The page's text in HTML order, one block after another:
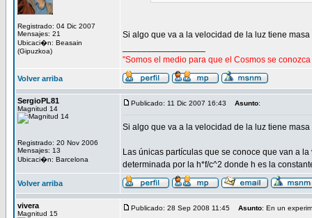
Registrado: 04 Dic 2007
Mensajes: 21
Ubicaci�n: Beasain
(Gipuzkoa)
Si algo que va a la velocidad de la luz tiene
"Somos el medio para que el Cosmos se
Volver arriba
SergioPL81
Magnitud 14
Registrado: 20 Nov 2006
Mensajes: 13
Ubicaci�n: Barcelona
Publicado: 11 Dic 2007 16:43 Asunto:
Si algo que va a la velocidad de la luz tiene
Las únicas partículas que se conoce que van a
determinada por la h*f/c^2 donde h es la
Volver arriba
vivera
Magnitud 15
Publicado: 28 Sep 2008 11:45 Asunto: En un